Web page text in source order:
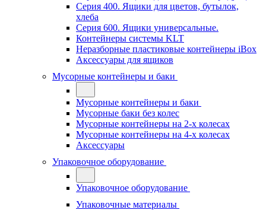
Серия 400. Ящики для цветов, бутылок,
хлеба
Серия 600. Ящики универсальные.
Контейнеры системы KLT
Неразборные пластиковые контейнеры iBox
Аксессуары для ящиков
Мусорные контейнеры и баки
Мусорные контейнеры и баки
Мусорные баки без колес
Мусорные контейнеры на 2-х колесах
Мусорные контейнеры на 4-х колесах
Аксессуары
Упаковочное оборудование
Упаковочное оборудование
Упаковочные материалы